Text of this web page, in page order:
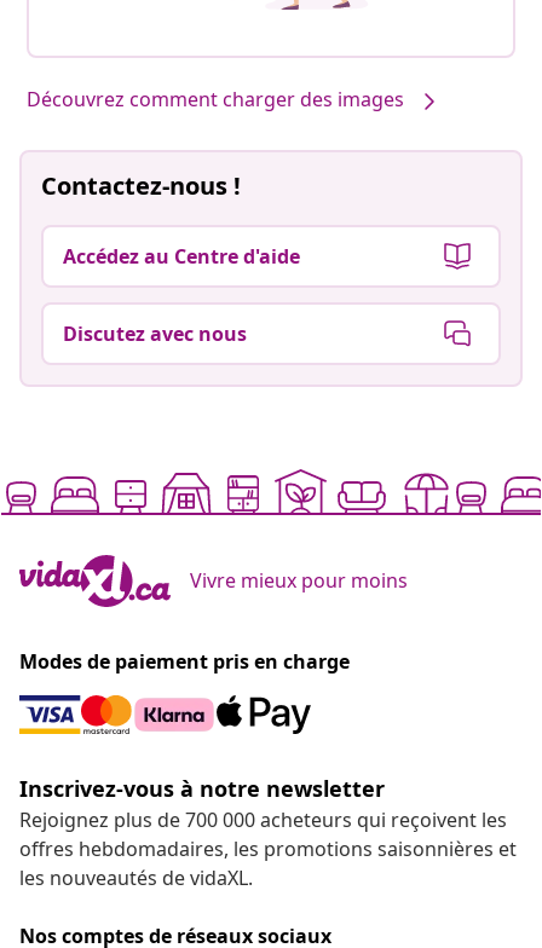
Découvrez comment charger des images
Contactez-nous !
Accédez au Centre d'aide
Discutez avec nous
Vivre mieux pour moins
Modes de paiement pris en charge
Inscrivez-vous à notre newsletter
Rejoignez plus de 700 000 acheteurs qui reçoivent les
offres hebdomadaires, les promotions saisonnières et
les nouveautés de vidaXL.
Nos comptes de réseaux sociaux